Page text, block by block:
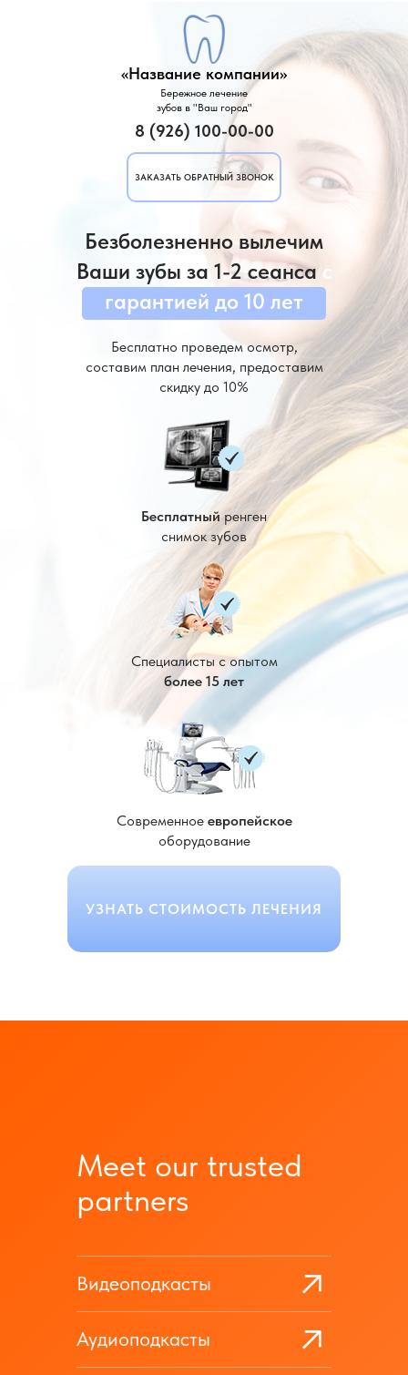
Безболезненно вылечим
Ваши зубы за 1-2 сеанса с
гарантией до 10 лет
Бесплатно проведем осмотр,
составим план лечения, предоставим
скидку до 10%
Бесплатныйренген
снимок зубов
Специалисты с опытом
более 15 лет
Современное европейское
оборудование
УЗНАТЬ СТОИМОСТЬ ЛЕЧЕНИЯ
«Название компании»
Бережное лечение
зубов в "Ваш город"
8 (926) 100-00-00
ЗАКАЗАТЬ ОБРАТНЫЙ ЗВОНОК
Аудиоподкасты
Видеоподкасты
Meet our trusted
partners